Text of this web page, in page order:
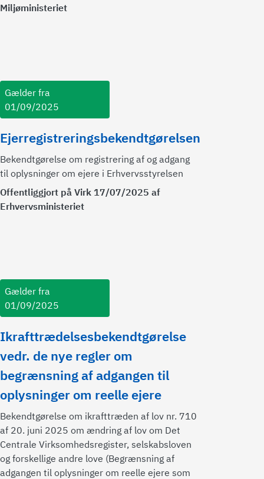
Miljøministeriet
Gælder fra
01/09/2025
Ejerregistreringsbekendtgørelsen
Bekendtgørelse om registrering af og adgang
til oplysninger om ejere i Erhvervsstyrelsen
Offentliggjort på Virk 17/07/2025 af
Erhvervsministeriet
Gælder fra
01/09/2025
Ikrafttrædelsesbekendtgørelse
vedr. de nye regler om
begrænsning af adgangen til
oplysninger om reelle ejere
Bekendtgørelse om ikrafttræden af lov nr. 710
af 20. juni 2025 om ændring af lov om Det
Centrale Virksomhedsregister, selskabsloven
og forskellige andre love (Begrænsning af
adgangen til oplysninger om reelle ejere som